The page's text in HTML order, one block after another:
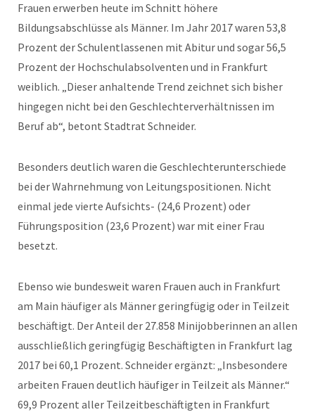
Frauen erwerben heute im Schnitt höhere
Bildungsabschlüsse als Männer. Im Jahr 2017 waren 53,8
Prozent der Schulentlassenen mit Abitur und sogar 56,5
Prozent der Hochschulabsolventen und in Frankfurt
weiblich. „Dieser anhaltende Trend zeichnet sich bisher
hingegen nicht bei den Geschlechterverhältnissen im
Beruf ab“, betont Stadtrat Schneider.
Besonders deutlich waren die Geschlechterunterschiede
bei der Wahrnehmung von Leitungspositionen. Nicht
einmal jede vierte Aufsichts- (24,6 Prozent) oder
Führungsposition (23,6 Prozent) war mit einer Frau
besetzt.
Ebenso wie bundesweit waren Frauen auch in Frankfurt
am Main häufiger als Männer geringfügig oder in Teilzeit
beschäftigt. Der Anteil der 27.858 Minijobberinnen an allen
ausschließlich geringfügig Beschäftigten in Frankfurt lag
2017 bei 60,1 Prozent. Schneider ergänzt: „Insbesondere
arbeiten Frauen deutlich häufiger in Teilzeit als Männer.“
69,9 Prozent aller Teilzeitbeschäftigten in Frankfurt